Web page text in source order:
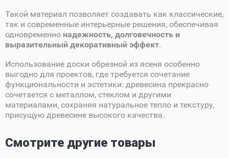
Такой материал позволяет создавать как классические,
так и современные интерьерные решения, обеспечивая
одновременно надежность, долговечность и
выразительный декоративный эффект.
Использование доски обрезной из ясеня особенно
выгодно для проектов, где требуется сочетание
функциональности и эстетики: древесина прекрасно
сочетается с металлом, стеклом и другими
материалами, сохраняя натуральное тепло и текстуру,
присущую древесине высокого качества.
Смотрите другие товары